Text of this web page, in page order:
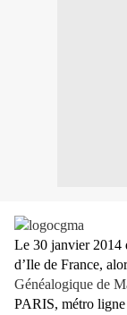
Le 30 janvier 2014
d’Ile de France,
Généalogique de
PARIS, métro